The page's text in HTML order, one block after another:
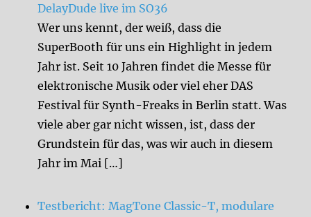
DelayDude live im SO36
Wer uns kennt, der weiß, dass die
SuperBooth für uns ein Highlight in jedem
Jahr ist. Seit 10 Jahren findet die Messe für
elektronische Musik oder viel eher DAS
Festival für Synth-Freaks in Berlin statt. Was
viele aber gar nicht wissen, ist, dass der
Grundstein für das, was wir auch in diesem
Jahr im Mai […]
Testbericht: MagTone Classic-T, modulare